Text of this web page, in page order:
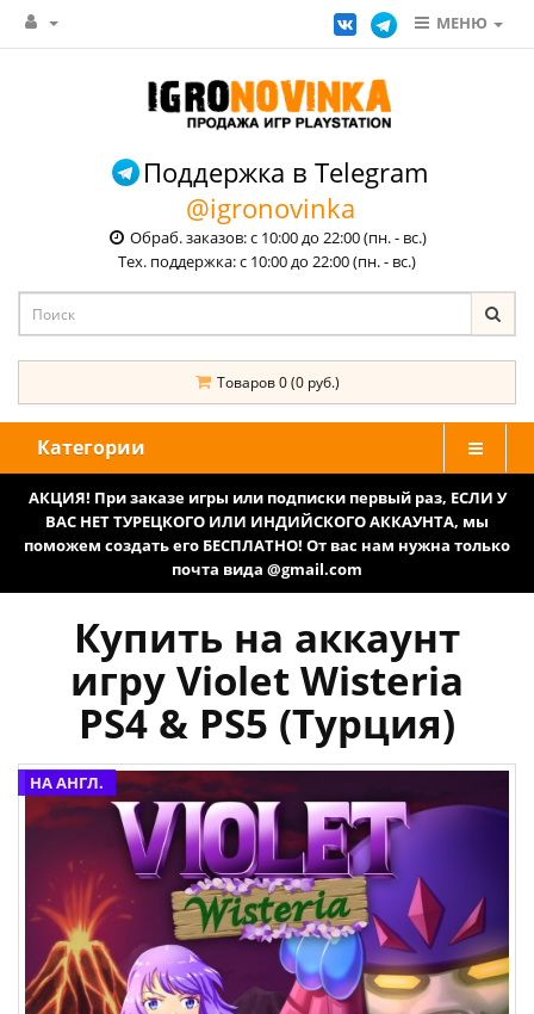
МЕНЮ
Поддержка в Telegram
@igronovinka
Обраб. заказов: с 10:00 до 22:00 (пн. - вс.)
Тех. поддержка: с 10:00 до 22:00 (пн. - вс.)
Товаров 0 (0 руб.)
Категории
АКЦИЯ! При заказе игры или подписки первый раз, ЕСЛИ У
ВАС НЕТ ТУРЕЦКОГО ИЛИ ИНДИЙСКОГО АККАУНТА, мы
поможем создать его БЕСПЛАТНО! От вас нам нужна только
почта вида @gmail.com
Купить на аккаунт
игру Violet Wisteria
PS4 & PS5 (Турция)
НА АНГЛ.